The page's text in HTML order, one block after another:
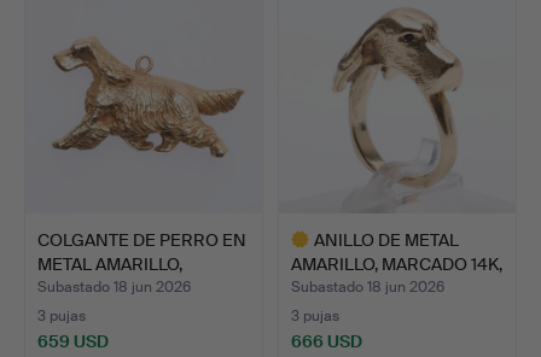
COLGANTE DE PERRO EN
METAL AMARILLO,
GORDO…
Subastado 18 jun 2026
3 pujas
659 USD
ANILLO DE METAL
AMARILLO, MARCADO 14K,
CON…
Subastado 18 jun 2026
3 pujas
666 USD